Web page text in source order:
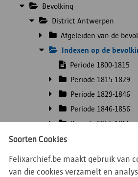
Bevolking
District Antwerpen
Afgeleiden van de
Indexen op de
Periode 1800-1815
Periode 1815-1829
Periode 1829-1846
Periode 1846-1856
Periode 1856-1866
Periode 1890-1900
Soorten Cookies
Felixarchief.be maakt gebruik van
van die cookies verzamelt en